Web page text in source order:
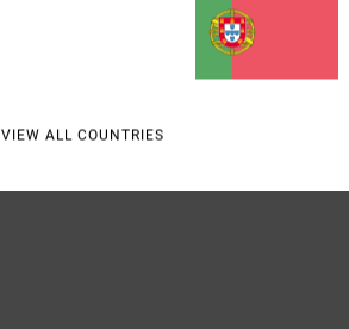
VIEW ALL COUNTRIES